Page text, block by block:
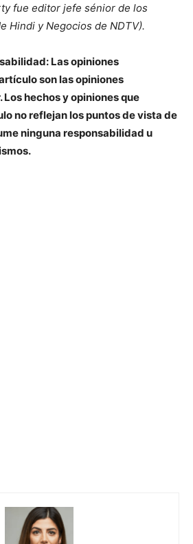
fue editor jefe sénior de los
Hindi y Negocios de NDTV).
Las opiniones
son las opiniones
hechos y opiniones que
no reflejan los puntos de vista de
ninguna responsabilidad u